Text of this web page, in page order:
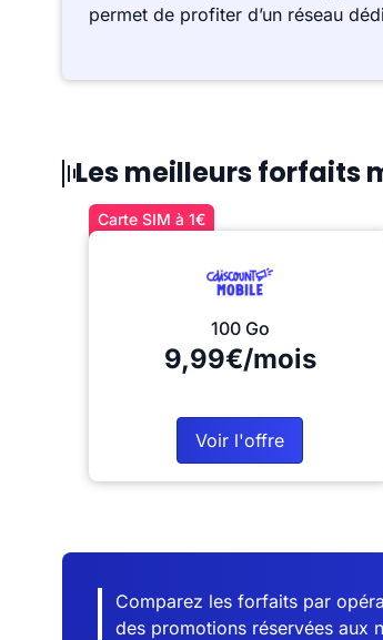
permet de profiter d’un réseau
Les meilleurs forfaits
Carte SIM à 1€
100 Go
9,99€/mois
Voir l'offre
Comparez les forfaits par
des promotions réservées aux